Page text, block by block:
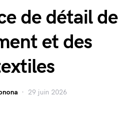
de détail de
et des
29 juin 2026